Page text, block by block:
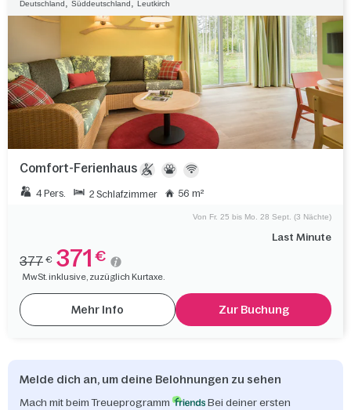
Deutschland, Süddeutschland, Leutkirch
Comfort-Ferienhaus
4 Pers. 2 Schlafzimmer 56 m²
Last Minute
Von Fr. 25 bis Mo. 28 Sept. (3 Nächte)
377 € 371 €
MwSt. inklusive, zuzüglich Kurtaxe.
Mehr Info Zur Buchung
Melde dich an, um deine Belohnungen zu sehen
Mach mit beim Treueprogramm
Bei deiner ersten